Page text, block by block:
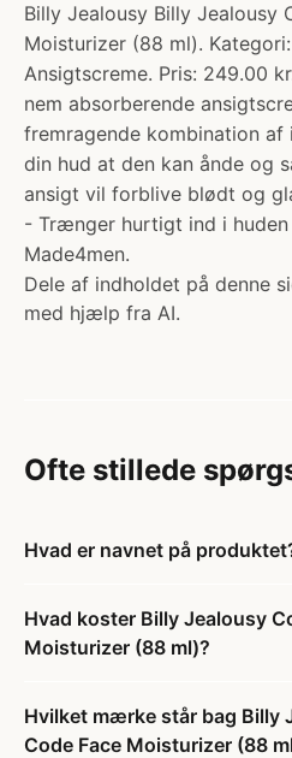
Billy Jealousy Billy Jealousy
Moisturizer (88 ml).
Ansigtscreme. Pris: 249.00
nem absorberende
fremragende kombination af
din hud at den kan ånde og
ansigt vil forblive blødt og
- Trænger hurtigt ind i
Made4men.
Dele af indholdet på denne
med hjælp fra AI.
Ofte stillede
Hvad er navnet på
Hvad koster Billy Jealousy
Moisturizer (88 ml)?
Hvilket mærke står bag Billy
Code Face Moisturizer (88